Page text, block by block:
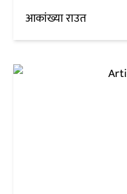
आकांख्या राउत